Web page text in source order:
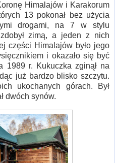
Himalajów i Karakorum
13 pokonał bez użycia
drogami, na 7 w stylu
zimą, a jeden z nich
części Himalajów było jego
i okazało się być
1989 r. Kukuczka zginął na
już bardzo blisko szczytu.
ukochanych górach. Był
dwóch synów.